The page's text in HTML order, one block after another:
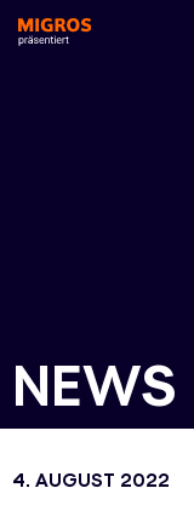
NEWS
4. AUGUST 2022